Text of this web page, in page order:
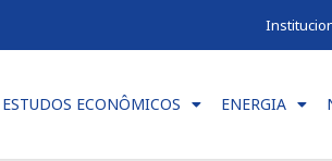
ESTUDOS ECONÔMICOS ENERGIA